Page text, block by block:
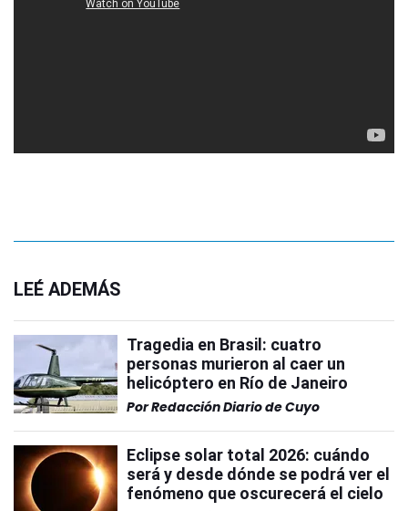
LEÉ ADEMÁS
Tragedia en Brasil: cuatro
personas murieron al caer un
helicóptero en Río de Janeiro
PorRedacción Diario de Cuyo
Eclipse solar total 2026: cuándo
será y desde dónde se podrá ver el
fenómeno que oscurecerá el cielo